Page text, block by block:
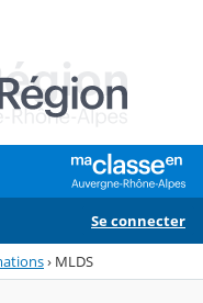
Se connecter
› MLDS